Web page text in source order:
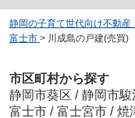
静岡の子育て世代向け不動産
富士市 > 川成島の戸建(売買)
市区町村から探す
静岡市葵区 / 静岡市駿
富士市 / 富士宮市 / 焼